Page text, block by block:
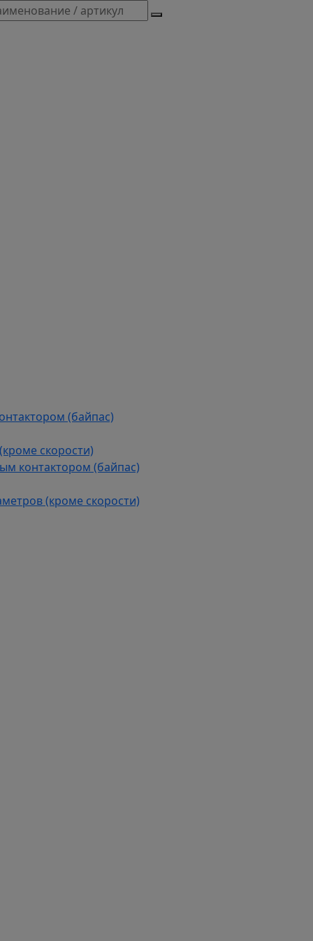
(байпас)
скорости)
контактором (байпас)
(кроме скорости)